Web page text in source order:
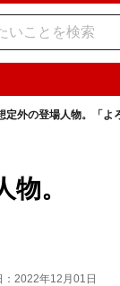
外の登場人物。「よ
。
：2022年12月01日